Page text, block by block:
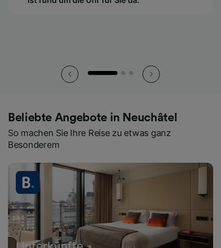
Beliebte Angebote in Neuchâtel
So machen Sie Ihre Reise zu etwas ganz
Besonderem